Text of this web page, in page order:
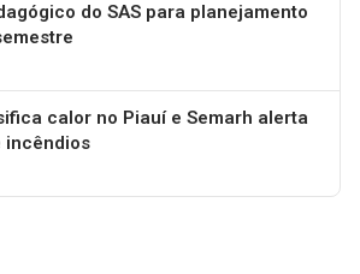
do SAS para planejamento
calor no Piauí e Semarh alerta
incêndios